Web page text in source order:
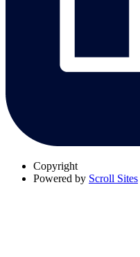
Copyright
Powered by Scroll Sites